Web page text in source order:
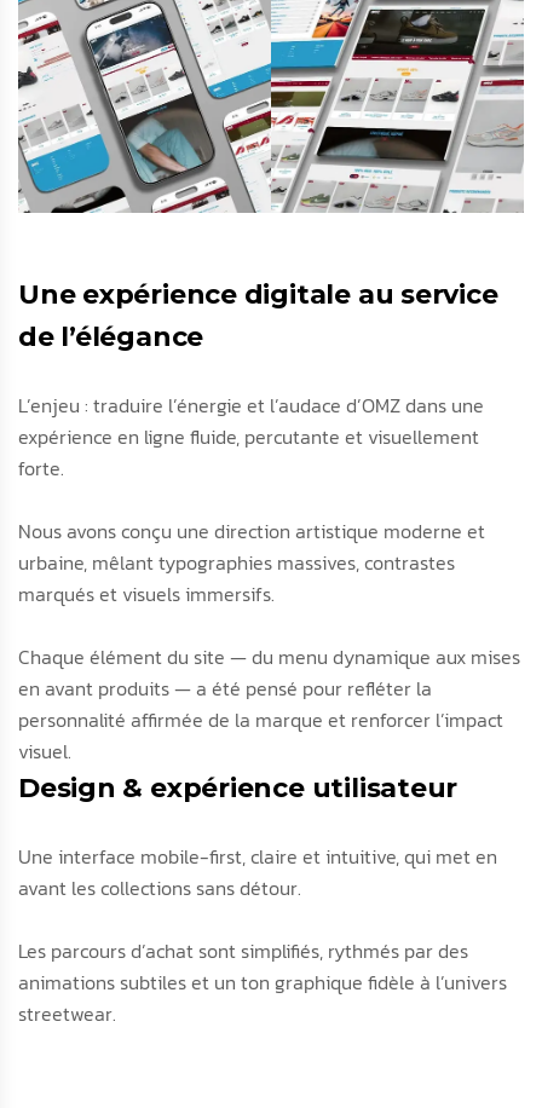
Une expérience digitale au service
de l’élégance
L’enjeu : traduire l’énergie et l’audace d’OMZ dans une
expérience en ligne fluide, percutante et visuellement
forte.
Nous avons conçu une direction artistique moderne et
urbaine, mêlant typographies massives, contrastes
marqués et visuels immersifs.
Chaque élément du site — du menu dynamique aux mises
en avant produits — a été pensé pour refléter la
personnalité affirmée de la marque et renforcer l’impact
visuel.
Design & expérience utilisateur
Une interface mobile-first, claire et intuitive, qui met en
avant les collections sans détour.
Les parcours d’achat sont simplifiés, rythmés par des
animations subtiles et un ton graphique fidèle à l’univers
streetwear.